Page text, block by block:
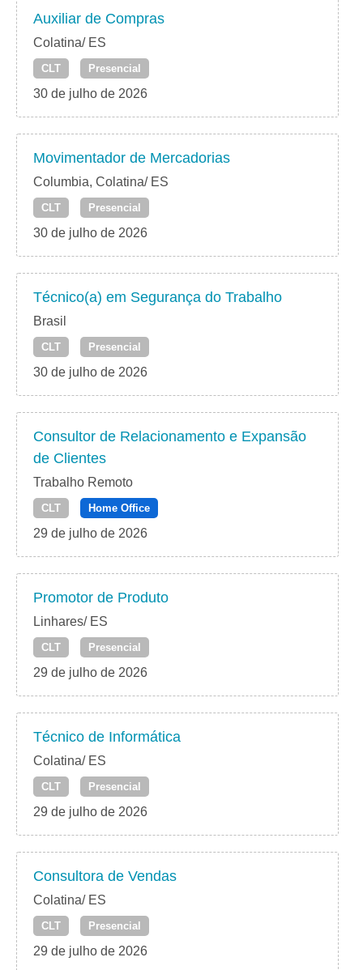
Auxiliar de Compras
Colatina/ ES
CLT Presencial
30 de julho de 2026
Movimentador de Mercadorias
Columbia, Colatina/ ES
CLT Presencial
30 de julho de 2026
Técnico(a) em Segurança do Trabalho
Brasil
CLT Presencial
30 de julho de 2026
Consultor de Relacionamento e Expansão
de Clientes
Trabalho Remoto
CLT Home Office
29 de julho de 2026
Promotor de Produto
Linhares/ ES
CLT Presencial
29 de julho de 2026
Técnico de Informática
Colatina/ ES
CLT Presencial
29 de julho de 2026
Consultora de Vendas
Colatina/ ES
CLT Presencial
29 de julho de 2026